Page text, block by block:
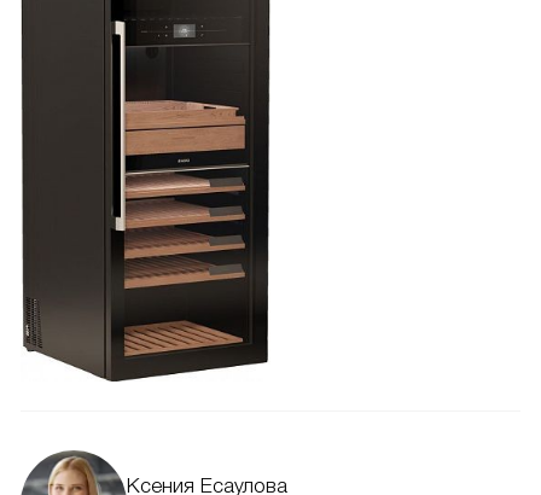
Ксения Есаулова